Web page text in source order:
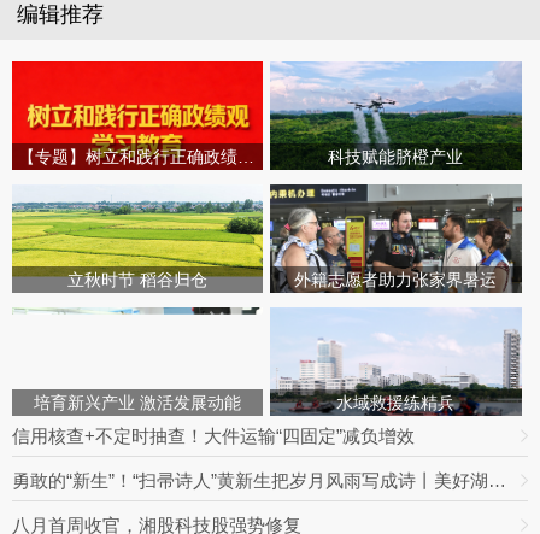
编辑推荐
科技赋能脐橙产业
立秋时节 稻谷归仓 外籍志愿者助力张家界暑运
培育新兴产业 激活发展动能 水域救援练精兵
信用核查+不定时抽查！大件运输“四固定”减负增效
勇敢的“新生”！“扫帚诗人”黄新生把岁月风雨写成诗丨美好湖南推荐官
八月首周收官，湘股科技股强势修复